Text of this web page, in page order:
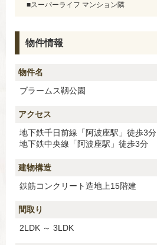
■スーパーライフ マンション隣
物件情報
物件名
ブラームス靱公園
アクセス
地下鉄千日前線「阿波座駅」徒歩3分
地下鉄中央線「阿波座駅」徒歩3分
建物構造
鉄筋コンクリート造地上15階建
間取り
2LDK ～ 3LDK